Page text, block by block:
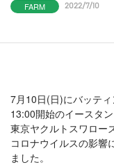
FARM 2022/7/10
7月10日(日)にバッテ
13:00開始のイースタ
東京ヤクルトスワロー
コロナウイルスの影響
ました。